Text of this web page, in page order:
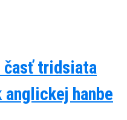
časť tridsiata
hanbe